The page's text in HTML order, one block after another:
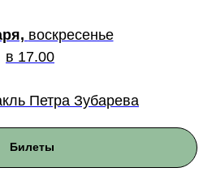
воскресенье
в 17.00
Петра Зубарева
Билеты